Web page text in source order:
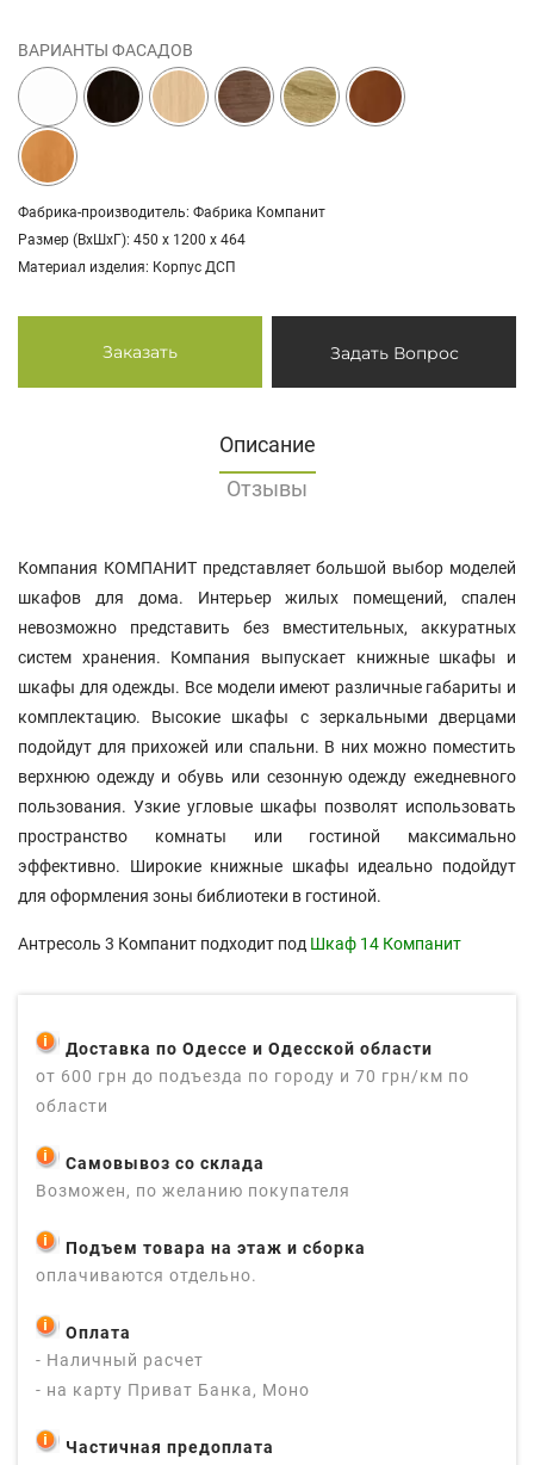
ВАРИАНТЫ ФАСАДОВ
Фабрика-производитель: Фабрика Компанит
Размер (ВхШхГ): 450 х 1200 х 464
Материал изделия: Корпус ДСП
Заказать Задать Вопрос
Доставка по Одессе и Одесской области
от 600 грн до подъезда по городу и 70 грн/км по
области
Самовывоз со склада
Возможен, по желанию покупателя
Подъем товара на этаж и сборка
оплачиваются отдельно.
Оплата
- Наличный расчет
- на карту Приват Банка, Моно
Частичная предоплата
Описание
Отзывы
Компания КОМПАНИТ представляет большой выбор моделей
шкафов для дома. Интерьер жилых помещений, спален
невозможно представить без вместительных, аккуратных
систем хранения. Компания выпускает книжные шкафы и
шкафы для одежды. Все модели имеют различные габариты и
комплектацию. Высокие шкафы с зеркальными дверцами
подойдут для прихожей или спальни. В них можно поместить
верхнюю одежду и обувь или сезонную одежду ежедневного
пользования. Узкие угловые шкафы позволят использовать
пространство комнаты или гостиной максимально
эффективно. Широкие книжные шкафы идеально подойдут
для оформления зоны библиотеки в гостиной.
Антресоль 3 Компанит подходит под Шкаф 14 Компанит